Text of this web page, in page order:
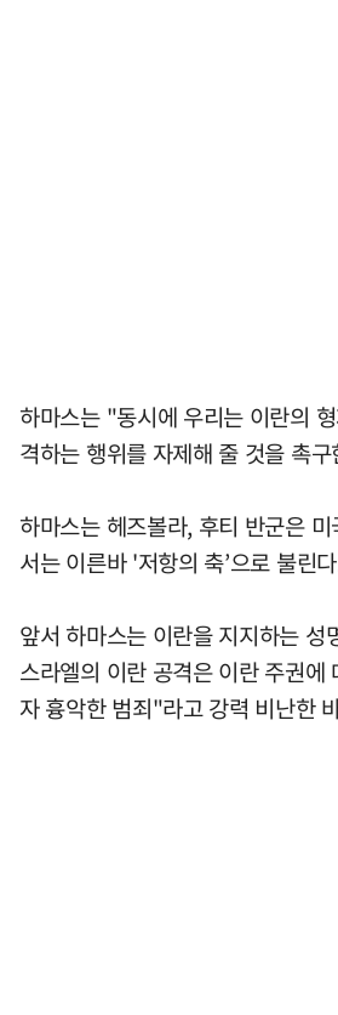
하마스는 "동시에 우리는 이란의
격하는 행위를 자제해 줄 것을 촉
하마스는 헤즈볼라, 후티 반군은
서는 이른바 '저항의 축’으로 불린
앞서 하마스는 이란을 지지하는 성
스라엘의 이란 공격은 이란 주권에
자 흉악한 범죄"라고 강력 비난한